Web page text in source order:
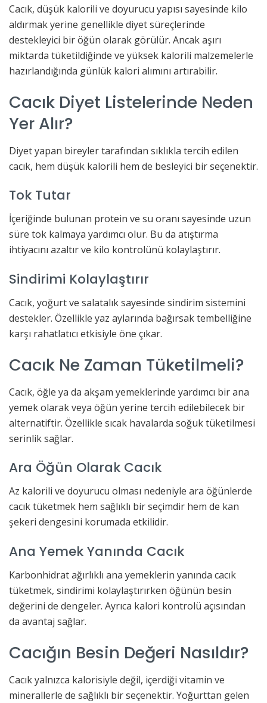
Cacık, düşük kalorili ve doyurucu yapısı sayesinde kilo
aldırmak yerine genellikle diyet süreçlerinde
destekleyici bir öğün olarak görülür. Ancak aşırı
miktarda tüketildiğinde ve yüksek kalorili malzemelerle
hazırlandığında günlük kalori alımını artırabilir.
Cacık Diyet Listelerinde Neden
Yer Alır?
Diyet yapan bireyler tarafından sıklıkla tercih edilen
cacık, hem düşük kalorili hem de besleyici bir seçenektir.
Tok Tutar
İçeriğinde bulunan protein ve su oranı sayesinde uzun
süre tok kalmaya yardımcı olur. Bu da atıştırma
ihtiyacını azaltır ve kilo kontrolünü kolaylaştırır.
Sindirimi Kolaylaştırır
Cacık, yoğurt ve salatalık sayesinde sindirim sistemini
destekler. Özellikle yaz aylarında bağırsak tembelliğine
karşı rahatlatıcı etkisiyle öne çıkar.
Cacık Ne Zaman Tüketilmeli?
Cacık, öğle ya da akşam yemeklerinde yardımcı bir ana
yemek olarak veya öğün yerine tercih edilebilecek bir
alternatiftir. Özellikle sıcak havalarda soğuk tüketilmesi
serinlik sağlar.
Ara Öğün Olarak Cacık
Az kalorili ve doyurucu olması nedeniyle ara öğünlerde
cacık tüketmek hem sağlıklı bir seçimdir hem de kan
şekeri dengesini korumada etkilidir.
Ana Yemek Yanında Cacık
Karbonhidrat ağırlıklı ana yemeklerin yanında cacık
tüketmek, sindirimi kolaylaştırırken öğünün besin
değerini de dengeler. Ayrıca kalori kontrolü açısından
da avantaj sağlar.
Cacığın Besin Değeri Nasıldır?
Cacık yalnızca kalorisiyle değil, içerdiği vitamin ve
minerallerle de sağlıklı bir seçenektir. Yoğurttan gelen